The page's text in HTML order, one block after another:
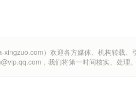
xingzuo.com）欢迎各方媒体、机构转载
，我们将第一时间核实、处理